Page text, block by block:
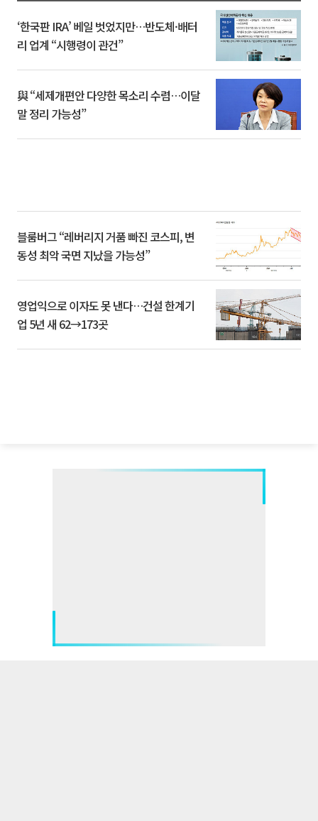
‘한국판 IRA’ 베일 벗었지만…반도체·배터
리 업계 “시행령이 관건”
與 “세제개편안 다양한 목소리 수렴…이달
말 정리 가능성”
블룸버그 “레버리지 거품 빠진 코스피, 변
동성 최악 국면 지났을 가능성”
영업익으로 이자도 못 낸다…건설 한계기
업 5년 새 62→173곳